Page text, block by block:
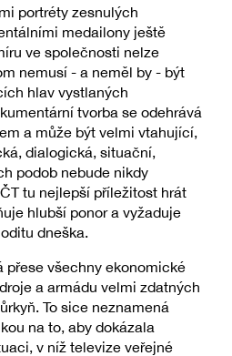
portréty zesnulých
medailony ještě
ve společnosti nelze
nemusí - a neměl by - být
hlav vystlaných
tvorba se odehrává
a může být velmi vtahující,
dialogická, situační,
podob nebude nikdy
tu nejlepší příležitost hrát
hlubší ponor a vyžaduje
dneška.
přese všechny ekonomické
a armádu velmi zdatných
To sice neznamená
na to, aby dokázala
v níž televize veřejné